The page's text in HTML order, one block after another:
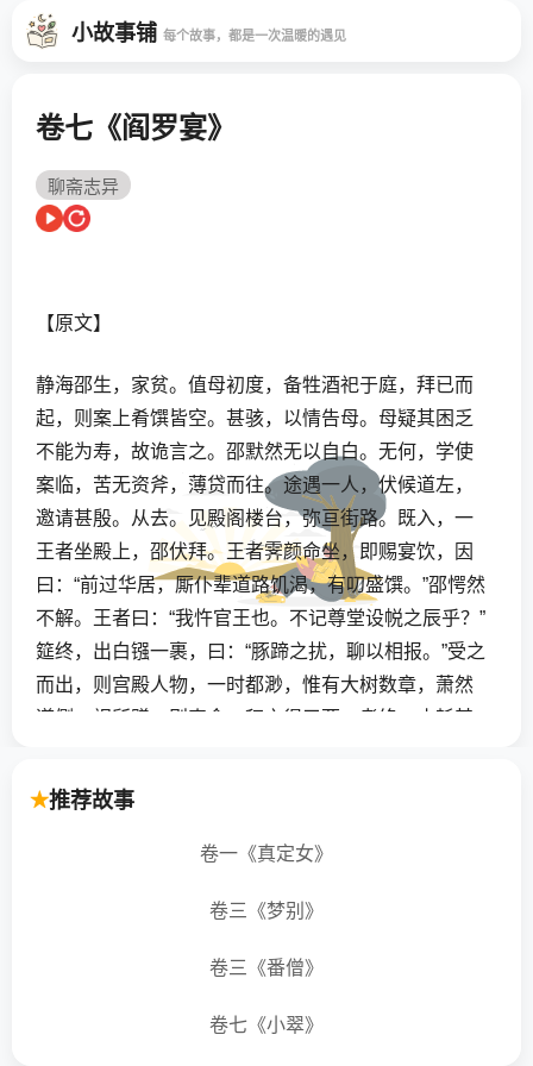
小故事铺 每个故事，都是一次温暖的遇见
卷七《阎罗宴》
聊斋志异
【原文】
静海邵生，家贫。值母初度，备牲酒祀于庭，拜已而
起，则案上肴馔皆空。甚骇，以情告母。母疑其困乏
不能为寿，故诡言之。邵默然无以自白。无何，学使
案临，苦无资斧，薄贷而往。途遇一人，伏候道左，
邀请甚殷。从去。见殿阁楼台，弥亘街路。既入，一
王者坐殿上，邵伏拜。王者霁颜命坐，即赐宴饮，因
曰：“前过华居，厮仆辈道路饥渴，有叨盛馔。”邵愕然
不解。王者曰：“我忤官王也。不记尊堂设帨之辰乎？”
筵终，出白镪一裹，曰：“豚蹄之扰，聊以相报。”受之
而出，则宫殿人物，一时都渺，惟有大树数章，萧然
道侧。视所赠，则真金，秤之得五两。考终，止耗其
【翻译】
天，他在庭院里准备了供品做寿，磕了头起来，桌上
怀疑他因为家里穷买不起供品，故意诓她。邵生无法
推荐故事
卷一《真定女》
卷三《梦别》
卷三《番僧》
卷七《小翠》